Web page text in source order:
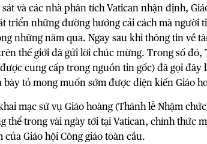
và các nhà phân tích Vatican nhận định,
triển những đường hướng cải cách mà người
những năm qua. Ngay sau khi thông tin về
thế giới đã gửi lời chúc mừng. Trong số
cung cấp trong nguồn tin gốc) đã gọi đây
bày tỏ mong muốn sớm được diện kiến Giáo
mạc sứ vụ Giáo hoàng (Thánh lễ Nhậm
thể trong vài ngày tới tại Vatican, chính thức
của Giáo hội Công giáo toàn cầu.